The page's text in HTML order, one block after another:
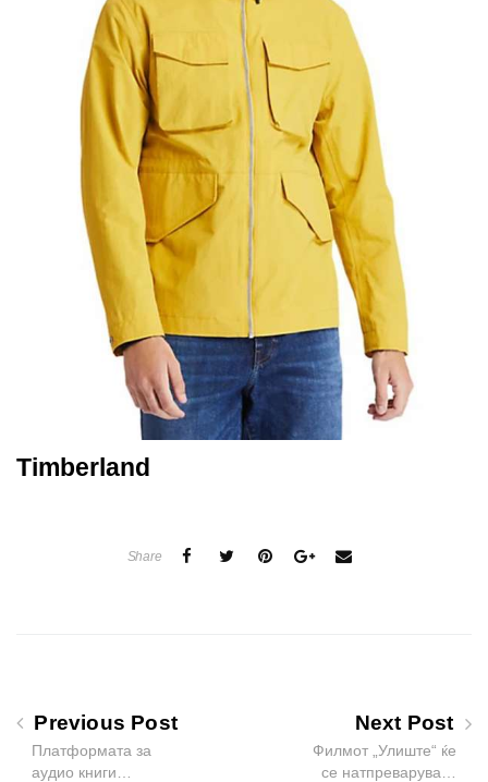
Timberland
Share
Previous Post
Платформата за
аудио книги…
Next Post
Филмот „Улиште“ ќе
се натпреварува…